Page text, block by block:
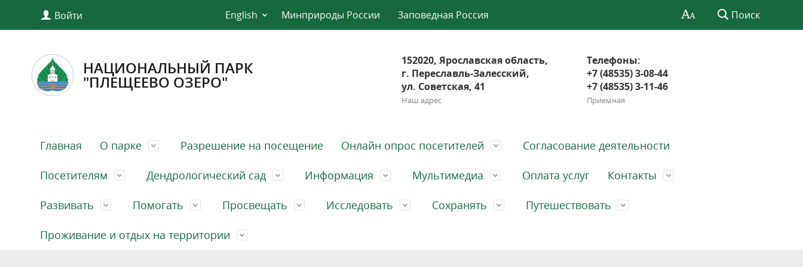
Войти English Минприроды России Заповедная Россия Поиск
НАЦИОНАЛЬНЫЙ ПАРК
"ПЛЕЩЕЕВО ОЗЕРО"
152020, Ярославская область,
г. Переславль-Залесский,
ул. Советская, 41
Наш адрес
Телефоны:
+7 (48535) 3-08-44
+7 (48535) 3-11-46
Приемная
Главная О парке Разрешение на посещение Онлайн опрос посетителей Согласование деятельности
Посетителям Дендрологический сад Информация Мультимедиа Оплата услуг Контакты
Развивать Помогать Просвещать Исследовать Сохранять Путешествовать
Проживание и отдых на территории